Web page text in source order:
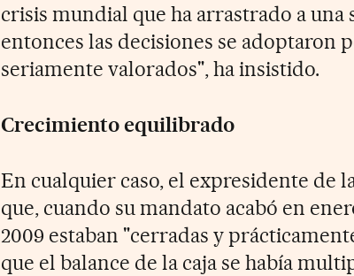
crisis mundial que ha arrastrado a
entonces las decisiones se adoptaron
seriamente valorados", ha insistido.
Crecimiento equilibrado
En cualquier caso, el expresidente de
que, cuando su mandato acabó en
2009 estaban "cerradas y
que el balance de la caja se había